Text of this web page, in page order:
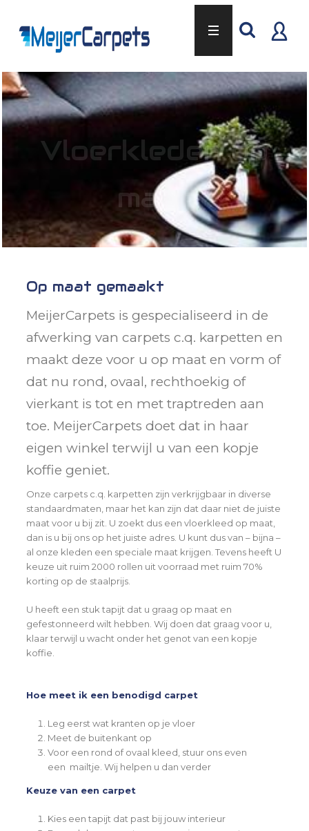
Vloerkleden op
maat
Op maat gemaakt
MeijerCarpets is gespecialiseerd in de
afwerking van carpets c.q. karpetten en
maakt deze voor u op maat en vorm of
dat nu rond, ovaal, rechthoekig of
vierkant is tot en met traptreden aan
toe. MeijerCarpets doet dat in haar
eigen winkel terwijl u van een kopje
koffie geniet.
Onze carpets c.q. karpetten zijn verkrijgbaar in diverse
standaardmaten, maar het kan zijn dat daar niet de juiste
maat voor u bij zit. U zoekt dus een vloerkleed op maat,
dan is u bij ons op het juiste adres. U kunt dus van – bijna –
al onze kleden een speciale maat krijgen. Tevens heeft U
keuze uit ruim 2000 rollen uit voorraad met ruim 70%
korting op de staalprijs.
U heeft een stuk tapijt dat u graag op maat en
gefestonneerd wilt hebben. Wij doen dat graag voor u,
klaar terwijl u wacht onder het genot van een kopje
koffie.
Hoe meet ik een benodigd carpet
Leg eerst wat kranten op je vloer
Meet de buitenkant op
Voor een rond of ovaal kleed, stuur ons even
een mailtje. Wij helpen u dan verder
Keuze van een carpet
Kies een tapijt dat past bij jouw interieur